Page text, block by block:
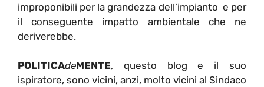
improponibili per la grandezza dell’impianto e per
il conseguente impatto ambientale che ne
deriverebbe.
POLITICAdeMENTE, questo blog e il suo
ispiratore, sono vicini, anzi, molto vicini al Sindaco